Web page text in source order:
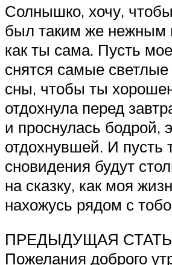
Солнышко, хочу,
был таким же нежным
как ты сама. Пусть
снятся самые
сны, чтобы ты
отдохнула перед
и проснулась бодрой,
отдохнувшей. И пусть
сновидения будут
на сказку, как моя
нахожусь рядом с
ПРЕДЫДУЩАЯ
Пожелания доброго